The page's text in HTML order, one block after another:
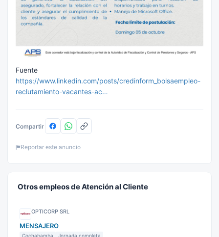
Fuente
https://www.linkedin.com/posts/credinform_bolsaempleo-
reclutamiento-vacantes-ac…
Compartir
Reportar este anuncio
Otros empleos de Atención al Cliente
OPTICORP SRL
MENSAJERO
Cochabamba Jornada completa